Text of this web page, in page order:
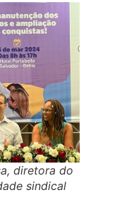
diretora do
sindical